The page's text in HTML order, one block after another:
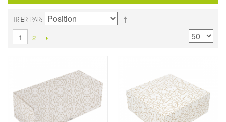
TRIER PAR
1 2